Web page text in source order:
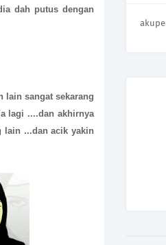
dah putus dengan
lain sangat sekarang
lagi ....dan akhirnya
lain ...dan acik yakin